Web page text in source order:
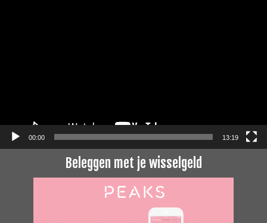
00:00 13:19
Beleggen met je wisselgeld